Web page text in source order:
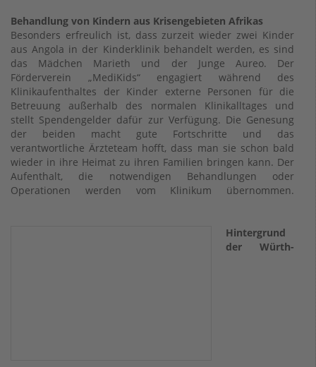
Behandlung von Kindern aus Krisengebieten Afrikas
Besonders erfreulich ist, dass zurzeit wieder zwei Kinder
aus Angola in der Kinderklinik behandelt werden, es sind
das Mädchen Marieth und der Junge Aureo. Der
Förderverein „MediKids“ engagiert während des
Klinikaufenthaltes der Kinder externe Personen für die
Betreuung außerhalb des normalen Klinikalltages und
stellt Spendengelder dafür zur Verfügung. Die Genesung
der beiden macht gute Fortschritte und das
verantwortliche Ärzteteam hofft, dass man sie schon bald
wieder in ihre Heimat zu ihren Familien bringen kann. Der
Aufenthalt, die notwendigen Behandlungen oder
Operationen werden vom Klinikum übernommen.
Hintergrund
der Würth-